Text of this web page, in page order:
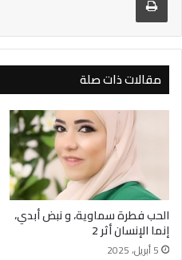
مقالات ذات صلة
الحب فطرة سماوية، و نبض أبدي،
إنما الإنسان أثر 2
5 أبريل، 2025